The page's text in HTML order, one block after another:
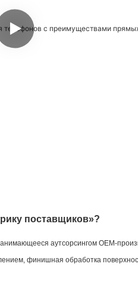
поставщиков»?
аутсорсингом OEM-
финишная обработка